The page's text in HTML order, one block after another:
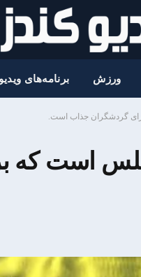
ورزش برنامه‌های
گردشگران جذاب است.
اطلس است